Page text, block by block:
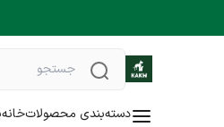
دسته‌بندی محصولاتخانه